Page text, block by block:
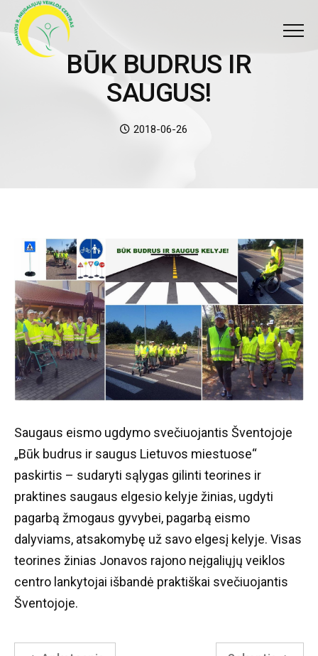
BŪK BUDRUS IR
BŪK BUDRUS IR
SAUGUS!
Date:
2018-06-26
Saugaus eismo ugdymo svečiuojantis Šventojoje
„Būk budrus ir saugus Lietuvos miestuose“
paskirtis – sudaryti sąlygas gilinti teorines ir
praktines saugaus elgesio kelyje žinias, ugdyti
pagarbą žmogaus gyvybei, pagarbą eismo
dalyviams, atsakomybę už savo elgesį kelyje. Visas
teorines žinias Jonavos rajono neįgaliųjų veiklos
centro lankytojai išbandė praktiškai svečiuojantis
Šventojoje.